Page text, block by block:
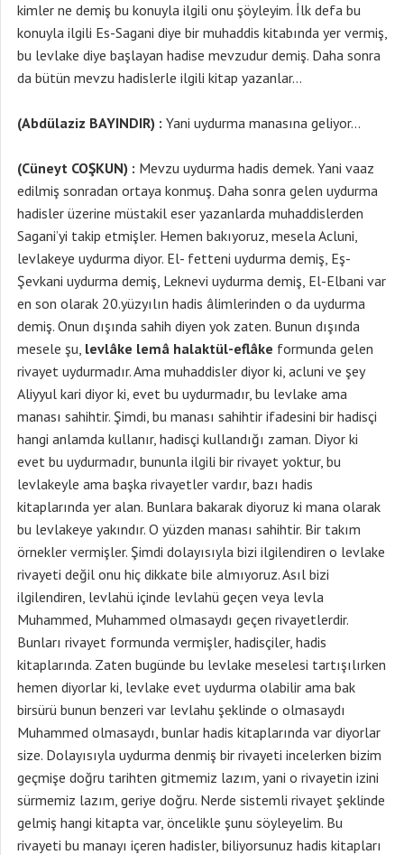
kimler ne demiş bu konuyla ilgili onu şöyleyim. İlk defa bu
konuyla ilgili Es-Sagani diye bir muhaddis kitabında yer vermiş,
bu levlake diye başlayan hadise mevzudur demiş. Daha sonra
da bütün mevzu hadislerle ilgili kitap yazanlar…
(Abdülaziz BAYINDIR) : Yani uydurma manasına geliyor…
(Cüneyt COŞKUN) : Mevzu uydurma hadis demek. Yani vaaz
edilmiş sonradan ortaya konmuş. Daha sonra gelen uydurma
hadisler üzerine müstakil eser yazanlarda muhaddislerden
Sagani’yi takip etmişler. Hemen bakıyoruz, mesela Acluni,
levlakeye uydurma diyor. El- fetteni uydurma demiş, Eş-
Şevkani uydurma demiş, Leknevi uydurma demiş, El-Elbani var
en son olarak 20.yüzyılın hadis âlimlerinden o da uydurma
demiş. Onun dışında sahih diyen yok zaten. Bunun dışında
mesele şu, levlâke lemâ halaktül-eflâke formunda gelen
rivayet uydurmadır. Ama muhaddisler diyor ki, acluni ve şey
Aliyyul kari diyor ki, evet bu uydurmadır, bu levlake ama
manası sahihtir. Şimdi, bu manası sahihtir ifadesini bir hadisçi
hangi anlamda kullanır, hadisçi kullandığı zaman. Diyor ki
evet bu uydurmadır, bununla ilgili bir rivayet yoktur, bu
levlakeyle ama başka rivayetler vardır, bazı hadis
kitaplarında yer alan. Bunlara bakarak diyoruz ki mana olarak
bu levlakeye yakındır. O yüzden manası sahihtir. Bir takım
örnekler vermişler. Şimdi dolayısıyla bizi ilgilendiren o levlake
rivayeti değil onu hiç dikkate bile almıyoruz. Asıl bizi
ilgilendiren, levlahü içinde levlahü geçen veya levla
Muhammed, Muhammed olmasaydı geçen rivayetlerdir.
Bunları rivayet formunda vermişler, hadisçiler, hadis
kitaplarında. Zaten bugünde bu levlake meselesi tartışılırken
hemen diyorlar ki, levlake evet uydurma olabilir ama bak
birsürü bunun benzeri var levlahu şeklinde o olmasaydı
Muhammed olmasaydı, bunlar hadis kitaplarında var diyorlar
size. Dolayısıyla uydurma denmiş bir rivayeti incelerken bizim
geçmişe doğru tarihten gitmemiz lazım, yani o rivayetin izini
sürmemiz lazım, geriye doğru. Nerde sistemli rivayet şeklinde
gelmiş hangi kitapta var, öncelikle şunu söyleyelim. Bu
rivayeti bu manayı içeren hadisler, biliyorsunuz hadis kitapları